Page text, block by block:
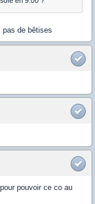
pas de bêtises
pouvoir ce co au